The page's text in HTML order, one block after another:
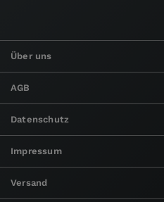
Über uns
AGB
Datenschutz
Impressum
Versand